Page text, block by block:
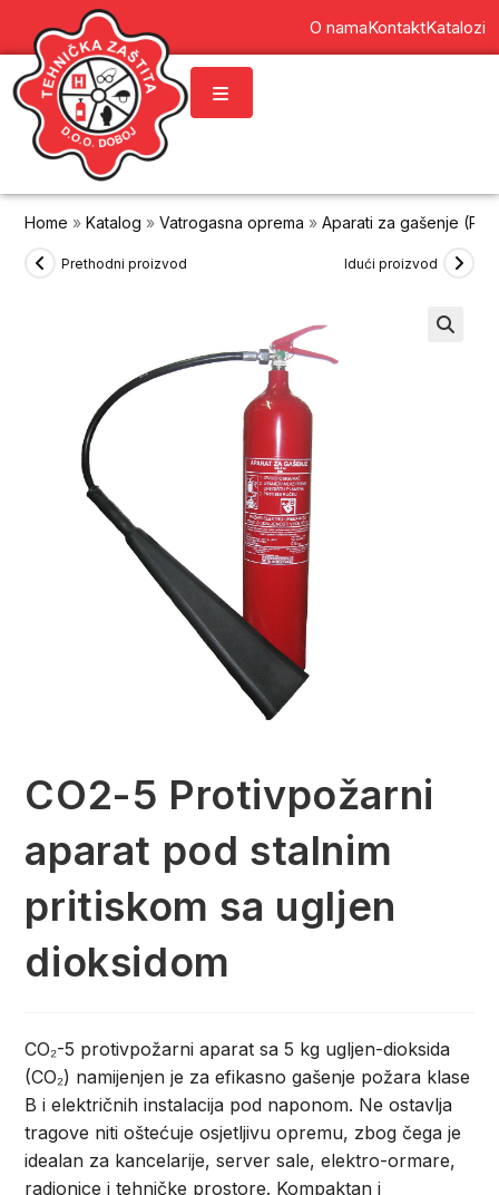
O namaKontaktKatalozi
Home »Katalog »Vatrogasna oprema »Aparati za gašenje (PP
Prethodni proizvod Idući proizvod
CO2-5 Protivpožarni
aparat pod stalnim
pritiskom sa ugljen
dioksidom
CO₂-5 protivpožarni aparat sa 5 kg ugljen-dioksida
(CO₂) namijenjen je za efikasno gašenje požara klase
B i električnih instalacija pod naponom. Ne ostavlja
tragove niti oštećuje osjetljivu opremu, zbog čega je
idealan za kancelarije, server sale, elektro-ormare,
radionice i tehničke prostore. Kompaktan i